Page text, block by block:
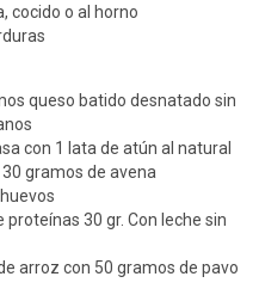
cocido o al horno
queso batido desnatado sin
con 1 lata de atún al natural
gramos de avena
proteínas 30 gr. Con leche sin
arroz con 50 gramos de pavo